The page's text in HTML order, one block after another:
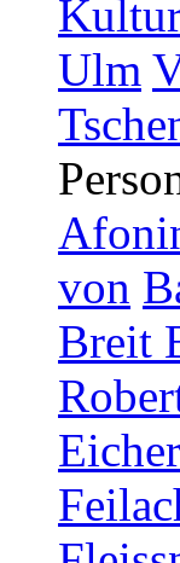
Ulm
von
Breit